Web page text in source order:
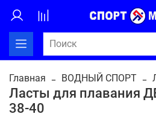
Главная ВОДНЫЙ СПОРТ
Ласты для плавания
38-40